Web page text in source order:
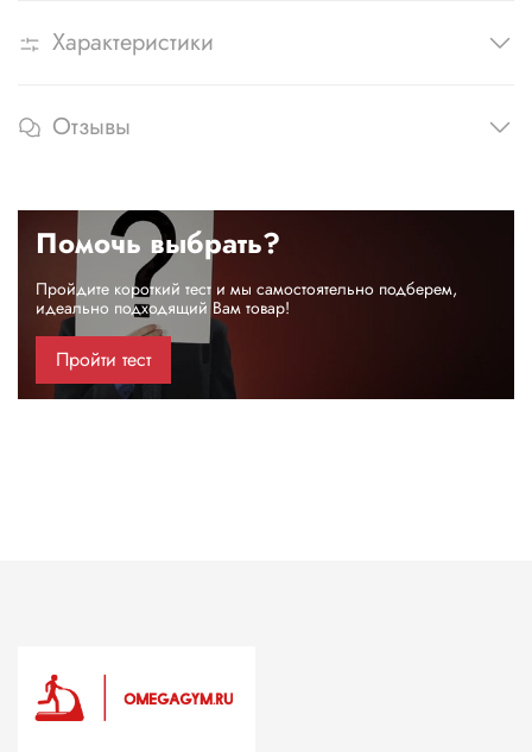
Характеристики
Отзывы
Помочь выбрать?
Пройдите короткий тест и мы самостоятельно подберем,
идеально подходящий Вам товар!
Пройти тест